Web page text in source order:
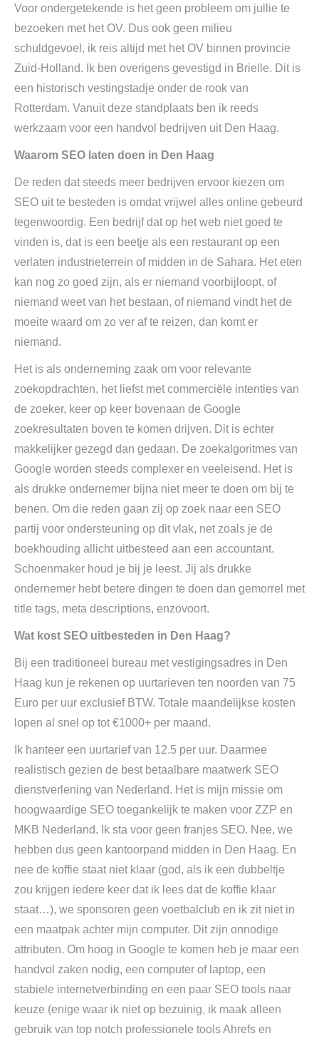
Voor ondergetekende is het geen probleem om jullie te
bezoeken met het OV. Dus ook geen milieu
schuldgevoel, ik reis altijd met het OV binnen provincie
Zuid-Holland. Ik ben overigens gevestigd in Brielle. Dit is
een historisch vestingstadje onder de rook van
Rotterdam. Vanuit deze standplaats ben ik reeds
werkzaam voor een handvol bedrijven uit Den Haag.
Waarom SEO laten doen in Den Haag
De reden dat steeds meer bedrijven ervoor kiezen om
SEO uit te besteden is omdat vrijwel alles online gebeurd
tegenwoordig. Een bedrijf dat op het web niet goed te
vinden is, dat is een beetje als een restaurant op een
verlaten industrieterrein of midden in de Sahara. Het eten
kan nog zo goed zijn, als er niemand voorbijloopt, of
niemand weet van het bestaan, of niemand vindt het de
moeite waard om zo ver af te reizen, dan komt er
niemand.
Het is als onderneming zaak om voor relevante
zoekopdrachten, het liefst met commerciële intenties van
de zoeker, keer op keer bovenaan de Google
zoekresultaten boven te komen drijven. Dit is echter
makkelijker gezegd dan gedaan. De zoekalgoritmes van
Google worden steeds complexer en veeleisend. Het is
als drukke ondernemer bijna niet meer te doen om bij te
benen. Om die reden gaan zij op zoek naar een SEO
partij voor ondersteuning op dit vlak, net zoals je de
boekhouding allicht uitbesteed aan een accountant.
Schoenmaker houd je bij je leest. Jij als drukke
ondernemer hebt betere dingen te doen dan gemorrel met
title tags, meta descriptions, enzovoort.
Wat kost SEO uitbesteden in Den Haag?
Bij een traditioneel bureau met vestigingsadres in Den
Haag kun je rekenen op uurtarieven ten noorden van 75
Euro per uur exclusief BTW. Totale maandelijkse kosten
lopen al snel op tot €1000+ per maand.
Ik hanteer een uurtarief van 12.5 per uur. Daarmee
realistisch gezien de best betaalbare maatwerk SEO
dienstverlening van Nederland. Het is mijn missie om
hoogwaardige SEO toegankelijk te maken voor ZZP en
MKB Nederland. Ik sta voor geen franjes SEO. Nee, we
hebben dus geen kantoorpand midden in Den Haag. En
nee de koffie staat niet klaar (god, als ik een dubbeltje
zou krijgen iedere keer dat ik lees dat de koffie klaar
staat…), we sponsoren geen voetbalclub en ik zit niet in
een maatpak achter mijn computer. Dit zijn onnodige
attributen. Om hoog in Google te komen heb je maar een
handvol zaken nodig, een computer of laptop, een
stabiele internetverbinding en een paar SEO tools naar
keuze (enige waar ik niet op bezuinig, ik maak alleen
gebruik van top notch professionele tools Ahrefs en